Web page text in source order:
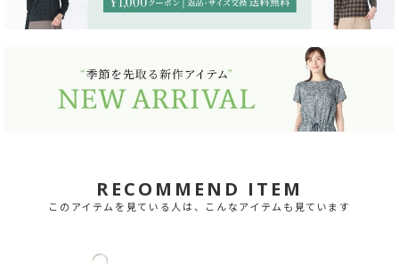
RECOMMEND ITEM
このアイテムを見ている人は、こんなアイテムも見ています